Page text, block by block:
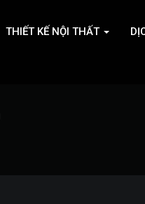
THIẾT KẾ NỘI THẤT